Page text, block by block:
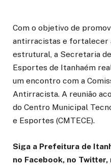
Com o objetivo de
antirracistas e fortalecer
estrutural, a Secretaria
Esportes de Itanhaém
um encontro com a
Antirracista. A reunião
do Centro Municipal
e Esportes (CMTECE).
Siga a Prefeitura de
no Facebook, no